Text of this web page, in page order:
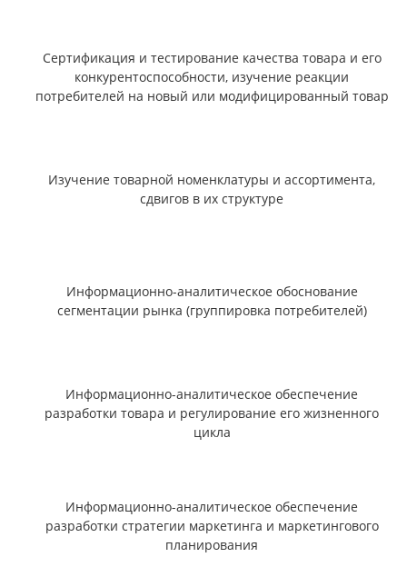
Сертификация и тестирование качества товара и его
конкурентоспособности, изучение реакции
потребителей на новый или модифицированный товар
Изучение товарной номенклатуры и ассортимента,
сдвигов в их структуре
Информационно-аналитическое обоснование
сегментации рынка (группировка потребителей)
Информационно-аналитическое обеспечение
разработки товара и регулирование его жизненного
цикла
Информационно-аналитическое обеспечение
разработки стратегии маркетинга и маркетингового
планирования